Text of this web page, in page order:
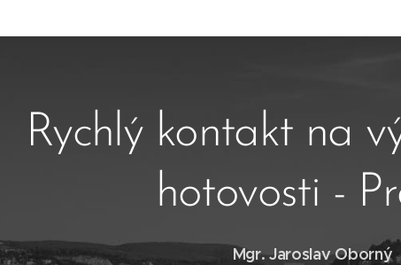
Rychlý kontakt na
hotovosti -
Mgr. Jaroslav Oborný